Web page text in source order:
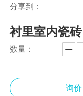
分享到：
衬里室内瓷砖
数量：
询价